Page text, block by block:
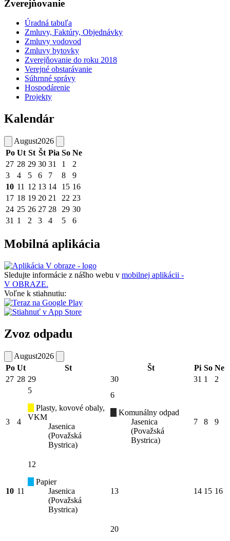
Zverejňovanie
Úradná tabuľa
Zmluvy, Faktúry, Objednávky
Zmluvy vodovod
Zmluvy bytovky
Zverejňovanie do roku 2018
Verejné obstarávanie
Súhrnné správy
Hospodárenie
Projekty
Kalendár
August2026
Po Ut St Št Pia So Ne
27 28 29 30 31 1
2
3
4 5 6 7 8
9
10 11 12 13 14 15 16
17 18 19 20 21 22 23
24 25 26 27 28 29 30
31 1 2 3 4 5 6
Mobilná aplikácia
Sledujte informácie z nášho webu v mobilnej aplikácii -
V OBRAZE.
Voľne k stiahnutiu:
Zvoz odpadu
August2026
Po Ut St Št Pi So Ne
27 28 29 30 31 1 2
3 4
5
Plasty, kovové obaly,
VKM
Jasenica
(Považská
Bystrica)
6
Komunálny odpad
Jasenica
(Považská
Bystrica)
7 8 9
10 11
12
Papier
Jasenica
(Považská
Bystrica)
13 14 15 16
20